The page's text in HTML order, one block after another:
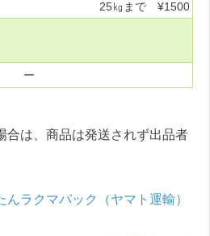
25㎏まで ¥1500
ー
は、商品は発送されず出品者
んラクマパック（ヤマト運輸）